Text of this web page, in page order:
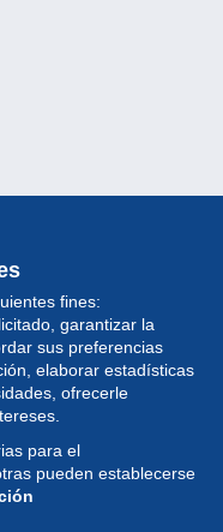
fines:
garantizar la
sus preferencias
elaborar estadísticas
ofrecerle
para el
pueden establecerse